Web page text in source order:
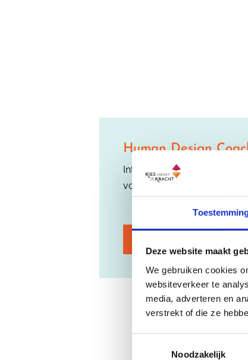
Deze website maakt
We gebruiken cookies
websiteverkeer te
media, adverteren en
verstrekt of die ze
Noodzakelijk
Human Design
Integreer met vertrouwen
voor jouw klanten